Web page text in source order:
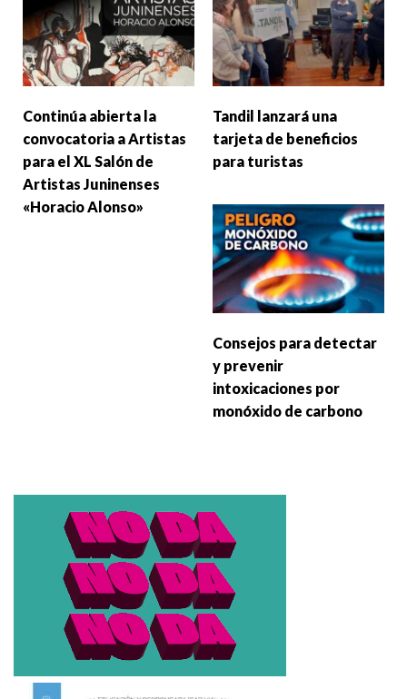
Continúa abierta la
convocatoria a Artistas
para el XL Salón de
Artistas Juninenses
«Horacio Alonso»
Tandil lanzará una
tarjeta de beneficios
para turistas
Consejos para detectar
y prevenir
intoxicaciones por
monóxido de carbono